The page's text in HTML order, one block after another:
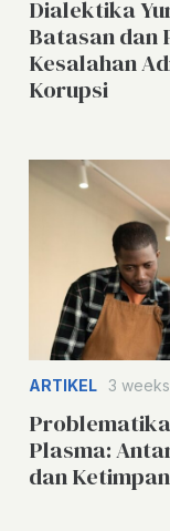
Dialektika
Batasan dan
Kesalahan
Korupsi
ARTIKEL 3
Plasma:
dan